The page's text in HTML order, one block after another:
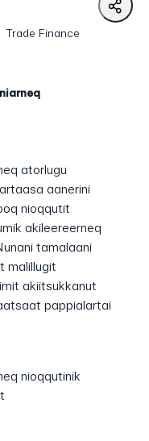
Trade Finance
atorlugu
aanerini
nioqqutit
akileereerneq
tamalaani
malillugit
akiitsukkanut
pappialartai
nioqqutinik